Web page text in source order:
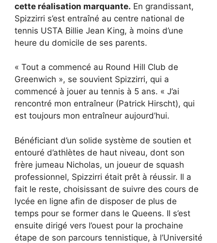
cette réalisation marquante. En grandissant,
Spizzirri s’est entraîné au centre national de
tennis USTA Billie Jean King, à moins d’une
heure du domicile de ses parents.
« Tout a commencé au Round Hill Club de
Greenwich », se souvient Spizzirri, qui a
commencé à jouer au tennis à 5 ans. « J’ai
rencontré mon entraîneur (Patrick Hirscht), qui
est toujours mon entraîneur aujourd’hui.
Bénéficiant d’un solide système de soutien et
entouré d’athlètes de haut niveau, dont son
frère jumeau Nicholas, un joueur de squash
professionnel, Spizzirri était prêt à réussir. Il a
fait le reste, choisissant de suivre des cours de
lycée en ligne afin de disposer de plus de
temps pour se former dans le Queens. Il s’est
ensuite dirigé vers l’ouest pour la prochaine
étape de son parcours tennistique, à l’Université